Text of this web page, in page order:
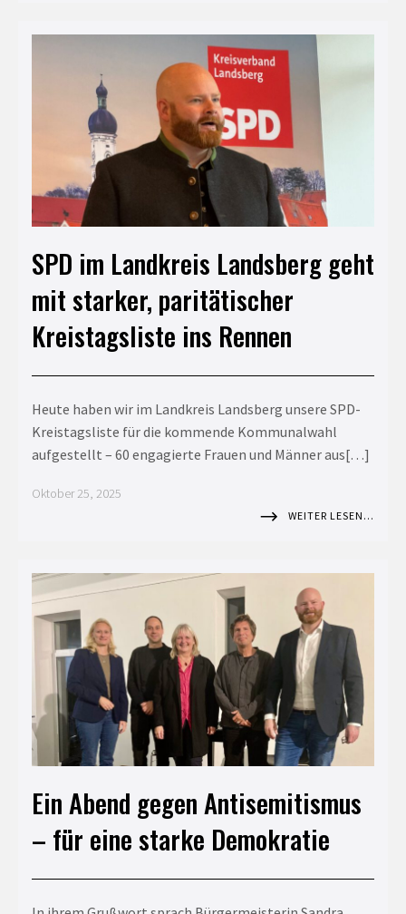
SPD im Landkreis Landsberg geht
mit starker, paritätischer
Kreistagsliste ins Rennen
Heute haben wir im Landkreis Landsberg unsere SPD-
Kreistagsliste für die kommende Kommunalwahl
aufgestellt – 60 engagierte Frauen und Männer aus[…]
Oktober 25, 2025
WEITER LESEN…
Ein Abend gegen Antisemitismus
– für eine starke Demokratie